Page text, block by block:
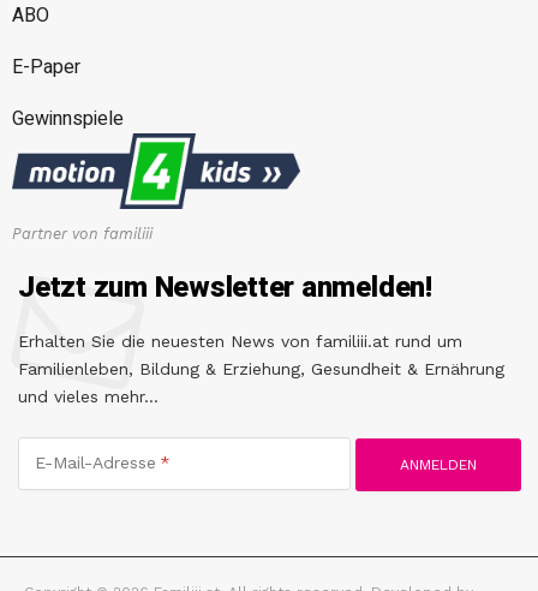
ABO
E-Paper
Gewinnspiele
Partner von familiii
Jetzt zum Newsletter anmelden!
Erhalten Sie die neuesten News von familiii.at rund um
Familienleben, Bildung & Erziehung, Gesundheit & Ernährung
und vieles mehr...
E-Mail-Adresse